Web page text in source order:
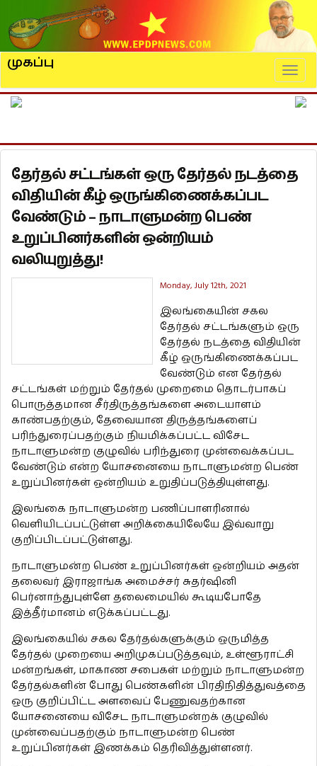
முகப்பு
தேர்தல் சட்டங்கள் ஒரு தேர்தல் நடத்தை
விதியின் கீழ் ஒருங்கிணைக்கப்பட
வேண்டும் – நாடாளுமன்ற பெண்
உறுப்பினர்களின் ஒன்றியம்
வலியுறுத்து!
Monday, July 12th, 2021
இலங்கையின் சகல
தேர்தல் சட்டங்களும் ஒரு
தேர்தல் நடத்தை விதியின்
கீழ் ஒருங்கிணைக்கப்பட
வேண்டும் என தேர்தல்
சட்டங்கள் மற்றும் தேர்தல் முறைமை தொடர்பாகப்
பொருத்தமான சீர்திருத்தங்களை அடையாளம்
காண்பதற்கும், தேவையான திருத்தங்களைப்
பரிந்துரைப்பதற்கும் நியமிக்கப்பட்ட விசேட
நாடாளுமன்ற குழுவில் பரிந்துரை முன்வைக்கப்பட
வேண்டும் என்ற யோசனையை நாடாளுமன்ற பெண்
உறுப்பினர்கள் ஒன்றியம் உறுதிப்படுத்தியுள்ளது.
இலங்கை நாடாளுமன்ற பணிப்பாளரினால்
வெளியிடப்பட்டுள்ள அறிக்கையிலேயே இவ்வாறு
குறிப்பிடப்பட்டுள்ளது.
நாடாளுமன்ற பெண் உறுப்பினர்கள் ஒன்றியம் அதன்
தலைவர் இராஜாங்க அமைச்சர் சுதர்ஷினி
பெர்னாந்துபுள்ளே தலைமையில் கூடியபோதே
இத்தீர்மானம் எடுக்கப்பட்டது.
இலங்கையில் சகல தேர்தல்களுக்கும் ஒருமித்த
தேர்தல் முறையை அறிமுகப்படுத்தவும், உள்ளூராட்சி
மன்றங்கள், மாகாண சபைகள் மற்றும் நாடாளுமன்ற
தேர்தல்களின் போது பெண்களின் பிரதிநிதித்துவத்தை
ஒரு குறிப்பிட்ட அளவைப் பேணுவதற்கான
யோசனையை விசேட நாடாளுமன்றக் குழுவில்
முன்வைப்பதற்கும் நாடாளுமன்ற பெண்
உறுப்பினர்கள் இணக்கம் தெரிவித்துள்ளனர்.